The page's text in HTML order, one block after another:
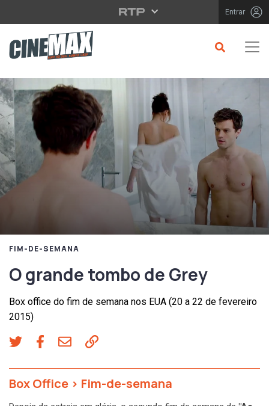
Saltar para o conteúdo principal Entrar
FIM-DE-SEMANA
O grande tombo de Grey
Box office do fim de semana nos EUA (20 a 22 de fevereiro
2015)
Box Office > Fim-de-semana